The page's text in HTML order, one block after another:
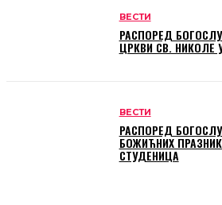
ВЕСТИ
РАСПОРЕД
ЦРКВИ СВ. НИКОЛЕ
ВЕСТИ
РАСПОРЕД
БОЖИЋНИХ
СТУДЕНИЦА